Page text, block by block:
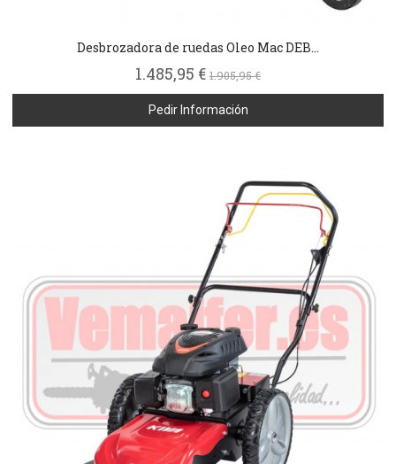
Desbrozadora de ruedas Oleo Mac DEB...
1.485,95 € 1.905,95 €
Pedir Información